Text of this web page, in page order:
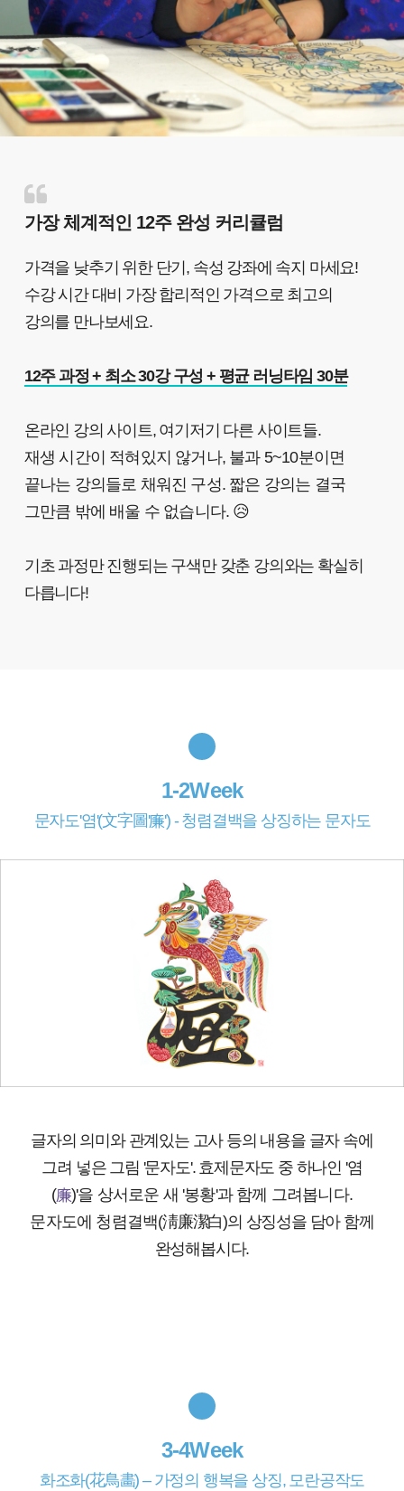
가장 체계적인 12주 완성 커리큘럼
가격을 낮추기 위한 단기, 속성 강좌에 속지 마세요!
수강 시간 대비 가장 합리적인 가격으로 최고의
강의를 만나보세요.
12주 과정 + 최소 30강 구성 + 평균 러닝타임 30분
온라인 강의 사이트, 여기저기 다른 사이트들.
재생 시간이 적혀있지 않거나, 불과 5~10분이면
끝나는 강의들로 채워진 구성. 짧은 강의는 결국
그만큼 밖에 배울 수 없습니다. 😥
기초 과정만 진행되는 구색만 갖춘 강의와는 확실히
다릅니다!
1-2Week
문자도'염'(文字圖'廉') - 청렴결백을 상징하는 문자도
글자의 의미와 관계있는 고사 등의 내용을 글자 속에
그려 넣은 그림 '문자도'. 효제문자도 중 하나인 '염
(廉)'을 상서로운 새 '봉황'과 함께 그려봅니다.
문자도에 청렴결백(淸廉潔白)의 상징성을 담아 함께
완성해봅시다.
3-4Week
화조화(花鳥畵) – 가정의 행복을 상징, 모란공작도